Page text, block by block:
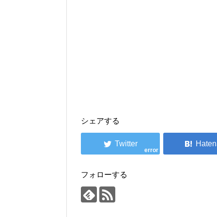
シェアする
error
フォローする